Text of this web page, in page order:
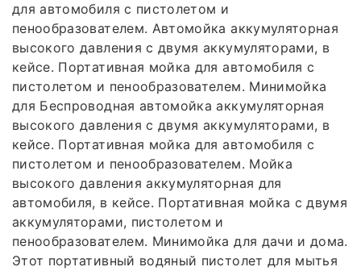
для автомобиля с пистолетом и
пенообразователем. Автомойка аккумуляторная
высокого давления с двумя аккумуляторами, в
кейсе. Портативная мойка для автомобиля с
пистолетом и пенообразователем. Минимойка
для Беспроводная автомойка аккумуляторная
высокого давления с двумя аккумуляторами, в
кейсе. Портативная мойка для автомобиля с
пистолетом и пенообразователем. Мойка
высокого давления аккумуляторная для
автомобиля, в кейсе. Портативная мойка с двумя
аккумуляторами, пистолетом и
пенообразователем. Минимойка для дачи и дома.
Этот портативный водяный пистолет для мытья